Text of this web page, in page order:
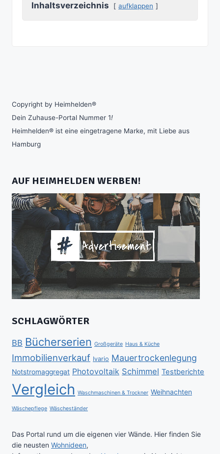
Inhaltsverzeichnis aufklappen
Copyright by Heimhelden®
Dein Zuhause-Portal Nummer 1!
Heimhelden® ist eine eingetragene Marke, mit Liebe aus
Hamburg
AUF HEIMHELDEN WERBEN!
SCHLAGWÖRTER
BB Bücherserien Großgeräte Haus & Küche
Immobilienverkauf Ivario Mauertrockenlegung
Notstromaggregat Photovoltaik Schimmel Testberichte
Vergleich Waschmaschinen & Trockner Weihnachten
Wäschepflege Wäscheständer
Das Portal rund um die eigenen vier Wände. Hier finden Sie
die neusten Wohnideen,